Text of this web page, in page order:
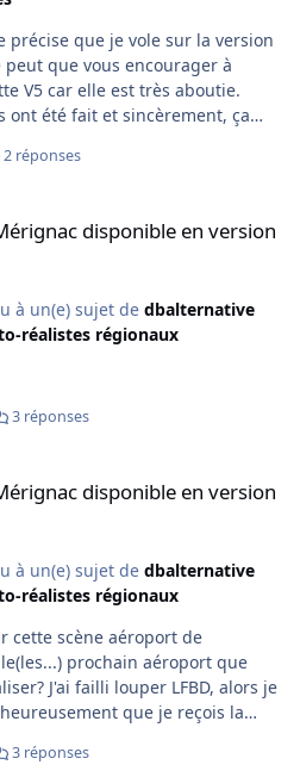
peut que vous encourager à
V5 car elle est très aboutie.
ont été fait et sincèrement, ça
si vous allez sur le site de SODE
?page_id=14) il semble que
je n’utilise pas GSX, et le
m'est inconnu! J'ai
P3Dv4 je suppose...), et donc
sont à mettre dans le
lib_jets_64.bgl dans le dossier
2 réponses
disponible en version
à un(e) sujet de dbalternative
réalistes régionaux
3 réponses
disponible en version
à un(e) sujet de dbalternative
réalistes régionaux
cette scène aéroport de
alors je
que je reçois la
3 réponses